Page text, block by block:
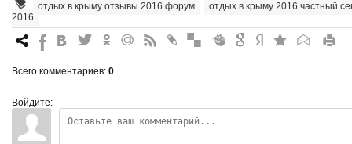
отдых в крыму отзывы 2016 форум
отдых в крыму 2016 частный
2016
7 % 4 3 . + 0 * # " & 6 Q P R
Всего комментариев: 0
Войдите: